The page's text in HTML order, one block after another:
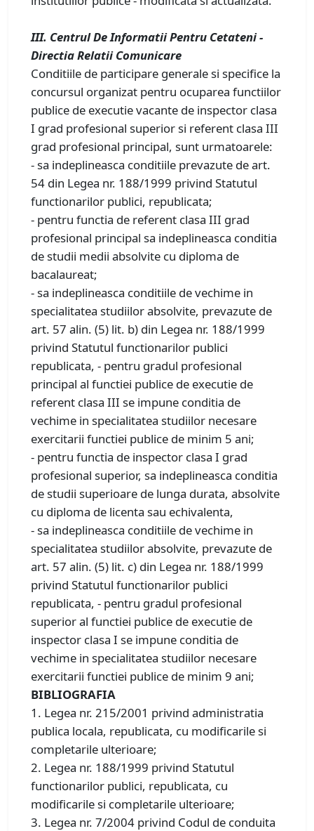
III. Centrul De Informatii Pentru Cetateni -
Directia Relatii Comunicare
Conditiile de participare generale si specifice la
concursul organizat pentru ocuparea functiilor
publice de executie vacante de inspector clasa
I grad profesional superior si referent clasa III
grad profesional principal, sunt urmatoarele:
- sa indeplineasca conditiile prevazute de art.
54 din Legea nr. 188/1999 privind Statutul
functionarilor publici, republicata;
- pentru functia de referent clasa III grad
profesional principal sa indeplineasca conditia
de studii medii absolvite cu diploma de
bacalaureat;
- sa indeplineasca conditiile de vechime in
specialitatea studiilor absolvite, prevazute de
art. 57 alin. (5) lit. b) din Legea nr. 188/1999
privind Statutul functionarilor publici
republicata, - pentru gradul profesional
principal al functiei publice de executie de
referent clasa III se impune conditia de
vechime in specialitatea studiilor necesare
exercitarii functiei publice de minim 5 ani;
- pentru functia de inspector clasa I grad
profesional superior, sa indeplineasca conditia
de studii superioare de lunga durata, absolvite
cu diploma de licenta sau echivalenta,
- sa indeplineasca conditiile de vechime in
specialitatea studiilor absolvite, prevazute de
art. 57 alin. (5) lit. c) din Legea nr. 188/1999
privind Statutul functionarilor publici
republicata, - pentru gradul profesional
superior al functiei publice de executie de
inspector clasa I se impune conditia de
vechime in specialitatea studiilor necesare
exercitarii functiei publice de minim 9 ani;
BIBLIOGRAFIA
1. Legea nr. 215/2001 privind administratia
publica locala, republicata, cu modificarile si
completarile ulterioare;
2. Legea nr. 188/1999 privind Statutul
functionarilor publici, republicata, cu
modificarile si completarile ulterioare;
3. Legea nr. 7/2004 privind Codul de conduita